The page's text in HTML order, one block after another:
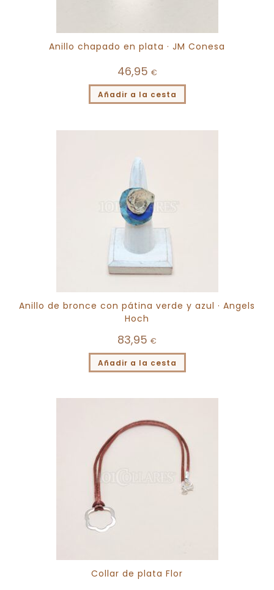
Anillo chapado en plata · JM Conesa
46,95 €
Añadir a la cesta
Anillo de bronce con pátina verde y azul · Angels
Hoch
83,95 €
Añadir a la cesta
Collar de plata Flor